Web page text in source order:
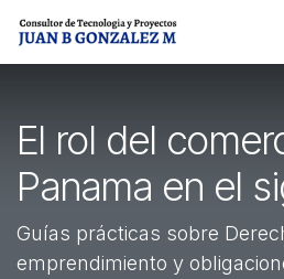
El rol del
Panama en el
Guías prácticas sobre
emprendimiento y